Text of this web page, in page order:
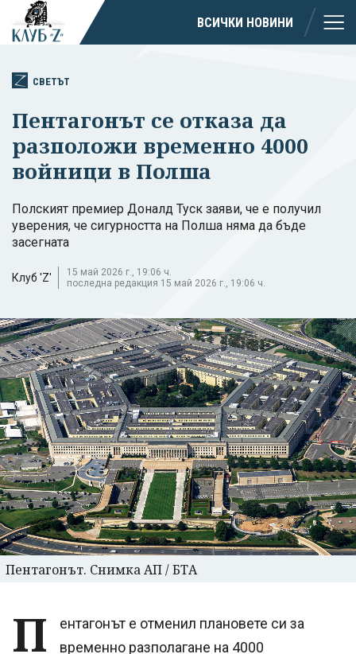
ВСИЧКИ НОВИНИ
СВЕТЪТ
Пентагонът се отказа да
разположи временно 4000
войници в Полша
Полският премиер Доналд Туск заяви, че е получил
уверения, че сигурността на Полша няма да бъде
засегната
Клуб 'Z'
15 май 2026 г., 19:06 ч.
последна редакция 15 май 2026 г., 19:06 ч.
Пентагонът. Снимка АП / БТА
П
ентагонът е отменил плановете си за
временно разполагане на 4000